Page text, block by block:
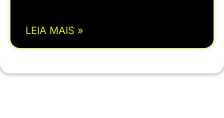
LEIA MAIS »